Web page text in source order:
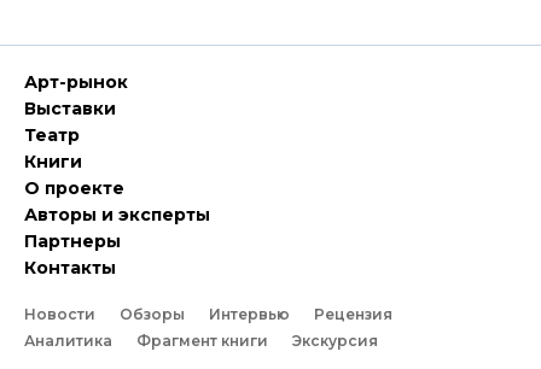
Арт-рынок
Выставки
Театр
Книги
О проекте
Авторы и эксперты
Партнеры
Контакты
Новости Обзоры Интервью
Рецензия
Аналитика
Фрагмент книги Экскурсия